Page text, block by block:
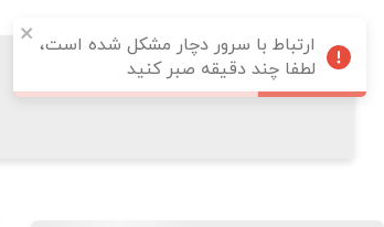
ارتباط با سرور دچار مشکل شده است،
لطفا چند دقیقه صبر کنید